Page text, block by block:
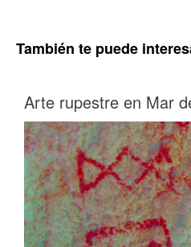
También te puede
Arte rupestre en Mar